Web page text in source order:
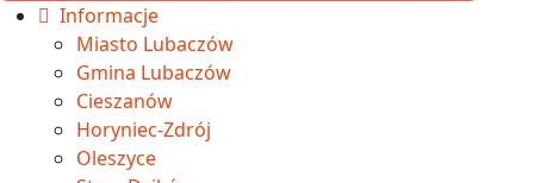
Informacje
Miasto Lubaczów
Gmina Lubaczów
Cieszanów
Horyniec-Zdrój
Oleszyce